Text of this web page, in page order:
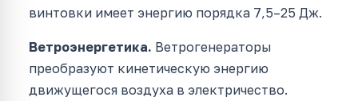
винтовки имеет энергию порядка 7,5–25 Дж.
Ветроэнергетика. Ветрогенераторы
преобразуют кинетическую энергию
движущегося воздуха в электричество.